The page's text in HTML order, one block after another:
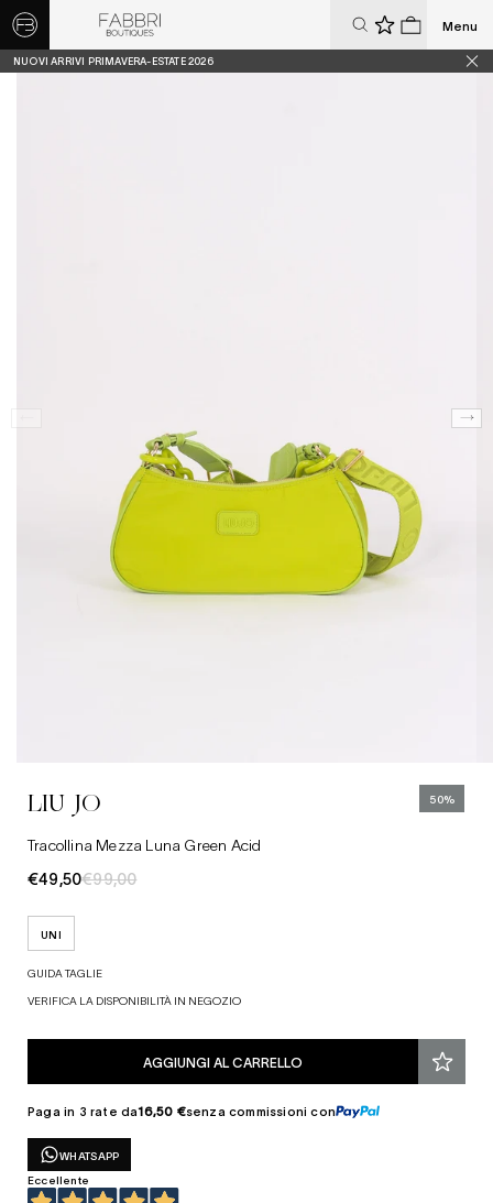
0 0
Menu
NUOVI ARRIVI PRIMAVERA-ESTATE 2026
50%
LIU JO
Tracollina Mezza Luna Green Acid
€49,50€99,00
UNI
GUIDA TAGLIE
VERIFICA LA DISPONIBILITÀ IN NEGOZIO
AGGIUNGI AL CARRELLO
Paga in 3 rate da16,50 €senza commissioni con
WHATSAPP
Eccellente
Cinture
Cappelli